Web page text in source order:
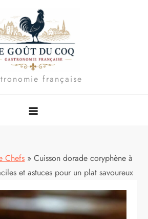
française
Chefs » Cuisson dorade coryphène à
et astuces pour un plat savoureux